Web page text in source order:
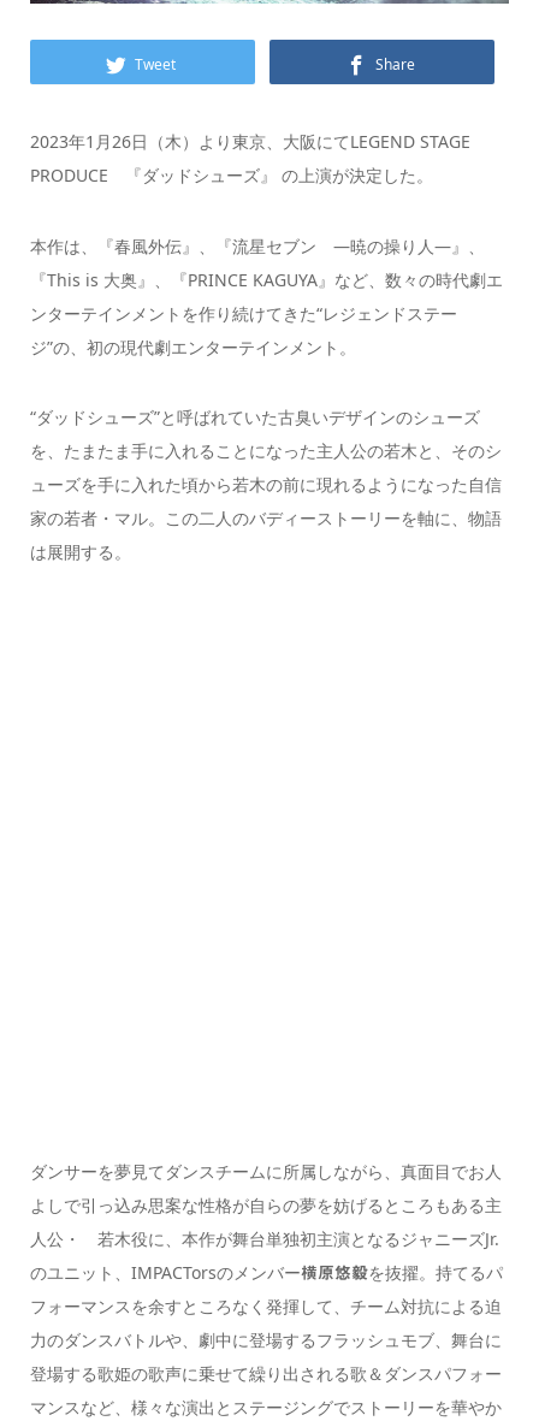
Tweet Share
2023年1月26日（木）より東京、大阪にてLEGEND STAGE
PRODUCE 『ダッドシューズ』 の上演が決定した。
本作は、『春風外伝』、『流星セブン ―暁の操り人―』、
『This is 大奥』、『PRINCE KAGUYA』など、数々の時代劇エ
ンターテインメントを作り続けてきた“レジェンドステー
ジ”の、初の現代劇エンターテインメント。
“ダッドシューズ”と呼ばれていた古臭いデザインのシューズ
を、たまたま手に入れることになった主人公の若木と、そのシ
ューズを手に入れた頃から若木の前に現れるようになった自信
家の若者・マル。この二人のバディーストーリーを軸に、物語
は展開する。
ダンサーを夢見てダンスチームに所属しながら、真面目でお人
よしで引っ込み思案な性格が自らの夢を妨げるところもある主
人公・ 若木役に、本作が舞台単独初主演となるジャニーズJr.
のユニット、IMPACTorsのメンバー横原悠毅を抜擢。持てるパ
フォーマンスを余すところなく発揮して、チーム対抗による迫
力のダンスバトルや、劇中に登場するフラッシュモブ、舞台に
登場する歌姫の歌声に乗せて繰り出される歌＆ダンスパフォー
マンスなど、様々な演出とステージングでストーリーを華やか